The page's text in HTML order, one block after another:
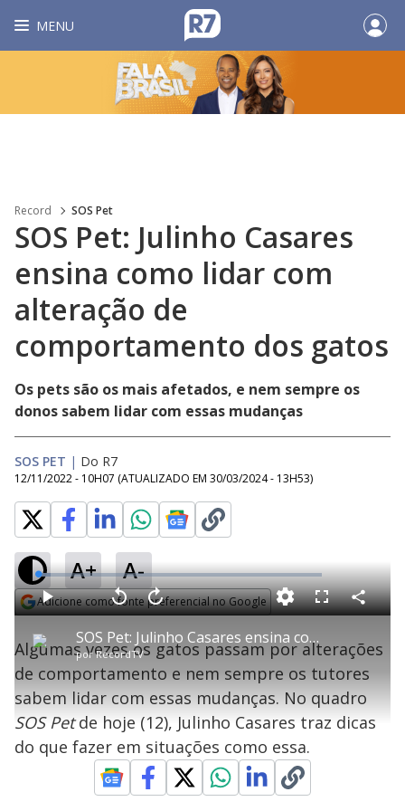
MENU
Record SOS Pet
SOS Pet: Julinho Casares
ensina como lidar com
alteração de
comportamento dos gatos
Os pets são os mais afetados, e nem sempre os
donos sabem lidar com essas mudanças
SOS PET | Do R7
12/11/2022 - 10H07 (ATUALIZADO EM 30/03/2024 - 13H53)
A+ A-
Adicione como fonte preferencial no Google
P
l
a
SOS Pet: Julinho Casares ensina como lidar com alteração de comportamento dos gatos
porRecordTV
P V
t
a
r
0
e
g
n
d
s
A
a
r
1
s
e
u
n
o
s
L
o
a
d
e
4
.
3
1
%
F
s
c
e
n
C
o
a
r
i
l
a
Algumas vezes os gatos passam por alterações
de comportamento e nem sempre os tutores
sabem lidar com essas mudanças. No quadro
SOS Petde hoje (12), Julinho Casares traz dicas
do que fazer em situações como essa.